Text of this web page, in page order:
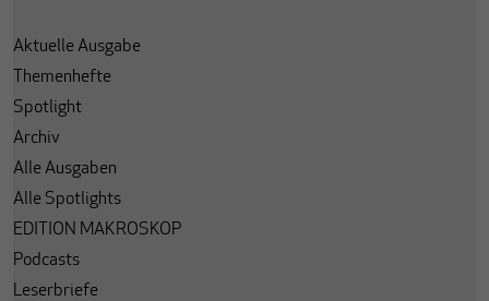
Aktuelle Ausgabe
Themenhefte
Spotlight
Archiv
Alle Ausgaben
Alle Spotlights
EDITION MAKROSKOP
Podcasts
Leserbriefe